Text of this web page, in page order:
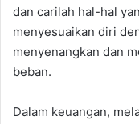
dan carilah hal-hal
menyesuaikan diri
menyenangkan dan
beban.
Dalam keuangan,